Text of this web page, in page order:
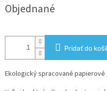
Objednané
Pridať do
Ekologický spracované